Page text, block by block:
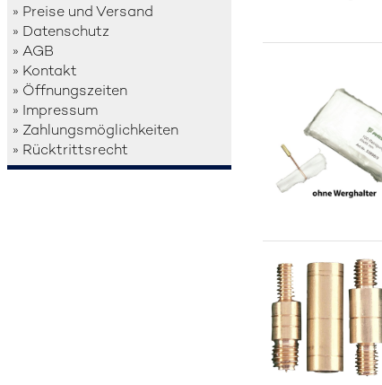
» Preise und Versand
» Datenschutz
» AGB
» Kontakt
» Öffnungszeiten
» Impressum
» Zahlungsmöglichkeiten
» Rücktrittsrecht